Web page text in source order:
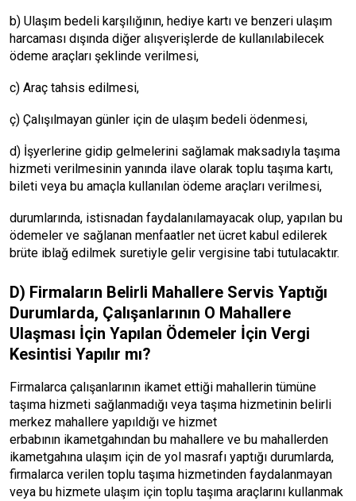
b) Ulaşım bedeli karşılığının, hediye kartı ve benzeri ulaşım
harcaması dışında diğer alışverişlerde de kullanılabilecek
ödeme araçları şeklinde verilmesi,
c) Araç tahsis edilmesi,
ç) Çalışılmayan günler için de ulaşım bedeli ödenmesi,
d) İşyerlerine gidip gelmelerini sağlamak maksadıyla taşıma
hizmeti verilmesinin yanında ilave olarak toplu taşıma kartı,
bileti veya bu amaçla kullanılan ödeme araçları verilmesi,
durumlarında, istisnadan faydalanılamayacak olup, yapılan bu
ödemeler ve sağlanan menfaatler net ücret kabul edilerek
brüte iblağ edilmek suretiyle gelir vergisine tabi tutulacaktır.
D) Firmaların Belirli Mahallere Servis Yaptığı
Durumlarda, Çalışanlarının O Mahallere
Ulaşması İçin Yapılan Ödemeler İçin Vergi
Kesintisi Yapılır mı?
Firmalarca çalışanlarının ikamet ettiği mahallerin tümüne
taşıma hizmeti sağlanmadığı veya taşıma hizmetinin belirli
merkez mahallere yapıldığı ve hizmet
erbabının ikametgahından bu mahallere ve bu mahallerden
ikametgahına ulaşım için de yol masrafı yaptığı durumlarda,
firmalarca verilen toplu taşıma hizmetinden faydalanmayan
veya bu hizmete ulaşım için toplu taşıma araçlarını kullanmak